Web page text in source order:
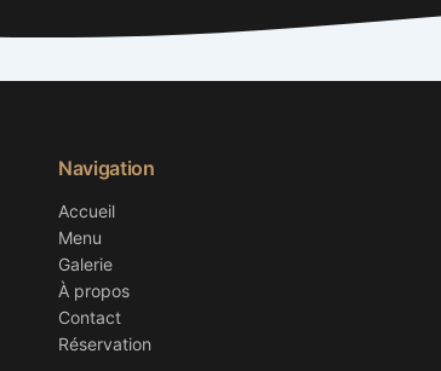
Navigation
Accueil
Menu
Galerie
À propos
Contact
Réservation